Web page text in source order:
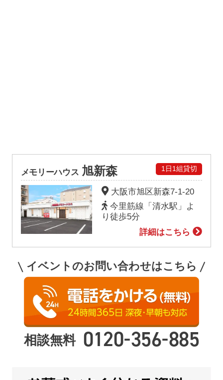
メモリーハウス 旭新森 1日1組貸切
大阪市旭区新森7-1-20
今里筋線「清水駅」よ
り徒歩5分
詳細はこちら
イベントのお問い合わせはこちら
相談無料 0120-356-885